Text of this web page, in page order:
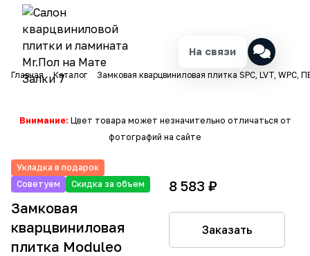
Главная Каталог Замковая кварцвиниловая плитка SPC, LVT, WPC,
Внимание: Цвет товара может незначительно отличаться от
фотографий на сайте
Укладка в подарок
Советуем
Скидка за объем
Замковая
кварцвиниловая
плитка Moduleo
8 583 ₽
Заказать
На связи